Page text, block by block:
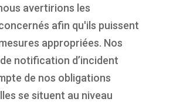
avertirions les
afin qu'ils puissent
appropriées. Nos
notification d’incident
de nos obligations
se situent au niveau